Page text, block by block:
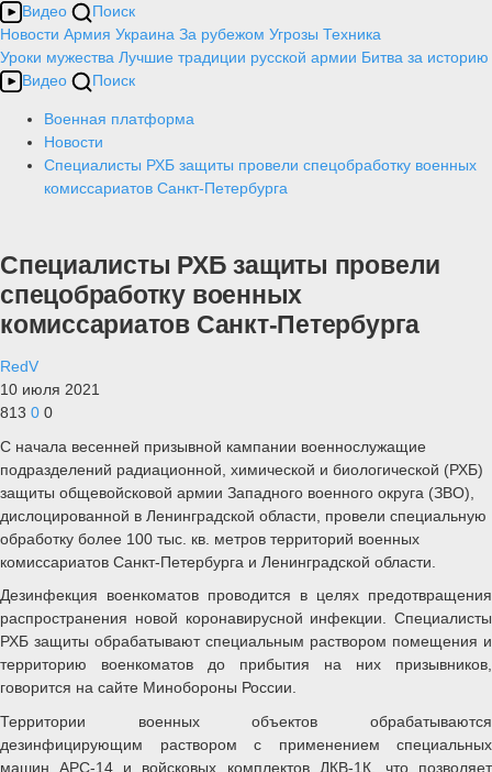
Видео
Поиск
Новости Армия Украина За рубежом Угрозы Техника
Уроки мужества Лучшие традиции русской армии Битва за историю
Видео
Поиск
Военная платформа
Новости
Специалисты РХБ защиты провели спецобработку военных
комиссариатов Санкт-Петербурга
Специалисты РХБ защиты провели
спецобработку военных
комиссариатов Санкт-Петербурга
RedV
10 июля 2021
813 0 0
С начала весенней призывной кампании военнослужащие
подразделений радиационной, химической и биологической (РХБ)
защиты общевойсковой армии Западного военного округа (ЗВО),
дислоцированной в Ленинградской области, провели специальную
обработку более 100 тыс. кв. метров территорий военных
комиссариатов Санкт-Петербурга и Ленинградской области.
Дезинфекция военкоматов проводится в целях предотвращения
распространения новой коронавирусной инфекции. Специалисты
РХБ защиты обрабатывают специальным раствором помещения и
территорию военкоматов до прибытия на них призывников,
говорится на сайте Минобороны России.
Территории военных объектов обрабатываются
дезинфицирующим раствором с применением специальных
машин АРС-14 и войсковых комплектов ДКВ-1К, что позволяет